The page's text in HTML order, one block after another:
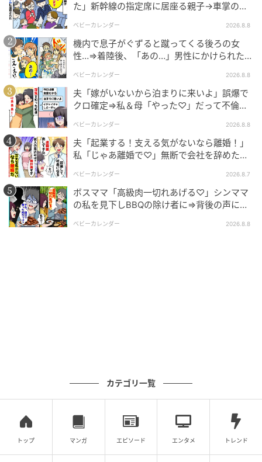
ベビーカレンダー
た」新幹線の指定席に居座る親子→車掌の注
ベビーカレンダー 2026.8.8
機内で息子がぐずると蹴ってくる後ろの女
性…⇒着陸後、「あの…」男性にかけられた驚
ベビーカレンダー 2026.8.8
夫「嫁がいないから泊まりに来いよ」誤爆で
クロ確定⇒私＆母「やった♡」だって不倫相
ベビーカレンダー 2026.8.8
夫「起業する！支える気がないなら離婚！」
私「じゃあ離婚で♡」無断で会社を辞めた元
ベビーカレンダー 2026.8.7
ボスママ「高級肉一切れあげる♡」シンママ
の私を見下しBBQの除け者に⇒背後の声に突
ベビーカレンダー 2026.8.8
カテゴリ一覧
トップ マンガ エピソード エンタメ トレンド